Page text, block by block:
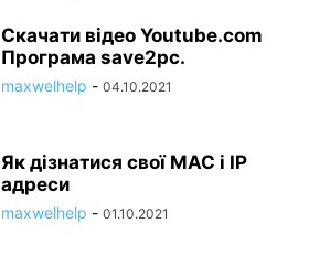
Скачати відео Youtube.com
Програма save2pc.
maxwelhelp - 04.10.2021
Як дізнатися свої MAC і IP
адреси
maxwelhelp - 01.10.2021